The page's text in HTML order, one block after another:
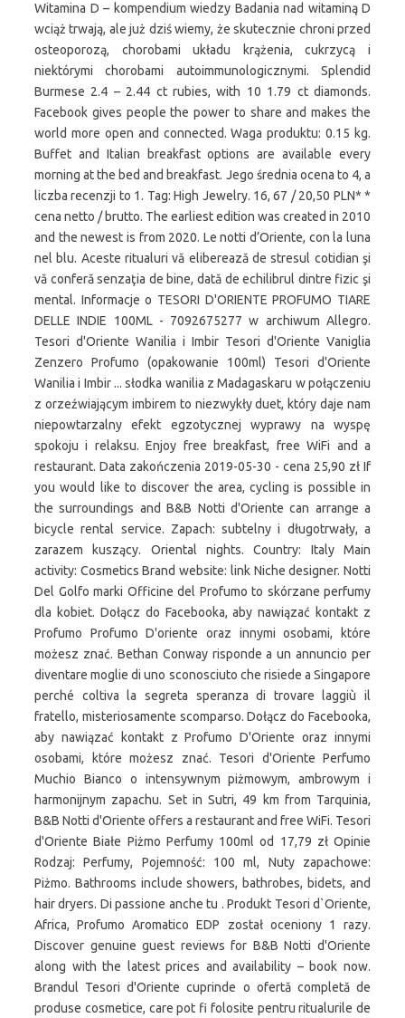
Witamina D – kompendium wiedzy Badania nad witaminą D
wciąż trwają, ale już dziś wiemy, że skutecznie chroni przed
osteoporozą, chorobami układu krążenia, cukrzycą i
niektórymi chorobami autoimmunologicznymi. Splendid
Burmese 2.4 – 2.44 ct rubies, with 10 1.79 ct diamonds.
Facebook gives people the power to share and makes the
world more open and connected. Waga produktu: 0.15 kg.
Buffet and Italian breakfast options are available every
morning at the bed and breakfast. Jego średnia ocena to 4, a
liczba recenzji to 1. Tag: High Jewelry. 16, 67 / 20,50 PLN* *
cena netto / brutto. The earliest edition was created in 2010
and the newest is from 2020. Le notti d’Oriente, con la luna
nel blu. Aceste ritualuri vă eliberează de stresul cotidian şi
vă conferă senzaţia de bine, dată de echilibrul dintre fizic şi
mental. Informacje o TESORI D'ORIENTE PROFUMO TIARE
DELLE INDIE 100ML - 7092675277 w archiwum Allegro.
Tesori d'Oriente Wanilia i Imbir Tesori d'Oriente Vaniglia
Zenzero Profumo (opakowanie 100ml) Tesori d'Oriente
Wanilia i Imbir ... słodka wanilia z Madagaskaru w połączeniu
z orzeźwiającym imbirem to niezwykły duet, który daje nam
niepowtarzalny efekt egzotycznej wyprawy na wyspę
spokoju i relaksu. Enjoy free breakfast, free WiFi and a
restaurant. Data zakończenia 2019-05-30 - cena 25,90 zł If
you would like to discover the area, cycling is possible in
the surroundings and B&B Notti d'Oriente can arrange a
bicycle rental service. Zapach: subtelny i długotrwały, a
zarazem kuszący. Oriental nights. Country: Italy Main
activity: Cosmetics Brand website: link Niche designer. Notti
Del Golfo marki Officine del Profumo to skórzane perfumy
dla kobiet. Dołącz do Facebooka, aby nawiązać kontakt z
Profumo Profumo D'oriente oraz innymi osobami, które
możesz znać. Bethan Conway risponde a un annuncio per
diventare moglie di uno sconosciuto che risiede a Singapore
perché coltiva la segreta speranza di trovare laggiù il
fratello, misteriosamente scomparso. Dołącz do Facebooka,
aby nawiązać kontakt z Profumo D'Oriente oraz innymi
osobami, które możesz znać. Tesori d'Oriente Perfumo
Muchio Bianco o intensywnym piżmowym, ambrowym i
harmonijnym zapachu. Set in Sutri, 49 km from Tarquinia,
B&B Notti d'Oriente offers a restaurant and free WiFi. Tesori
d'Oriente Białe Piżmo Perfumy 100ml od 17,79 zł Opinie
Rodzaj: Perfumy, Pojemność: 100 ml, Nuty zapachowe:
Piżmo. Bathrooms include showers, bathrobes, bidets, and
hair dryers. Di passione anche tu . Produkt Tesori d`Oriente,
Africa, Profumo Aromatico EDP został oceniony 1 razy.
Discover genuine guest reviews for B&B Notti d'Oriente
along with the latest prices and availability – book now.
Brandul Tesori d'Oriente cuprinde o ofertă completă de
produse cosmetice, care pot fi folosite pentru ritualurile de